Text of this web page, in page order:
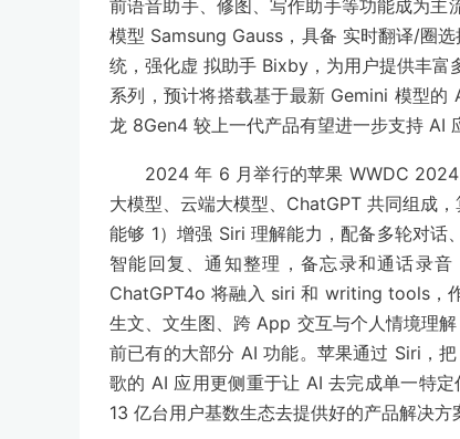
前语音助手、修图、写作助手等功能成为
模型 Samsung Gauss，具备 实时翻译/圈
统，强化虚 拟助手 Bixby，为用户提供丰
系列，预计将搭载基于最新 Gemini 模型
龙 8Gen4 较上一代产品有望进一步支持 AI
2024 年 6 月举行的苹果 WWDC
大模型、云端大模型、ChatGPT 共同组成
能够 1）增强 Siri 理解能力，配备多轮对
智能回复、通知整理，备忘录和通话录
ChatGPT4o 将融入 siri 和 writing tools，
生文、文生图、跨 App 交互与个人情境理
前已有的大部分 AI 功能。苹果通过 Siri，
歌的 AI 应用更侧重于让 AI 去完成单一特
13 亿台用户基数生态去提供好的产品解决方